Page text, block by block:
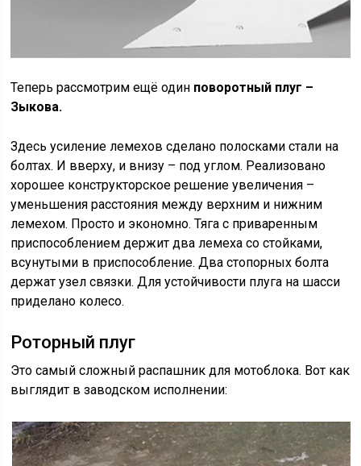
Теперь рассмотрим ещё один поворотный плуг –
Зыкова.
Здесь усиление лемехов сделано полосками стали на
болтах. И вверху, и внизу – под углом. Реализовано
хорошее конструкторское решение увеличения –
уменьшения расстояния между верхним и нижним
лемехом. Просто и экономно. Тяга с приваренным
приспособлением держит два лемеха со стойками,
всунутыми в приспособление. Два стопорных болта
держат узел связки. Для устойчивости плуга на шасси
приделано колесо.
Роторный плуг
Это самый сложный распашник для мотоблока. Вот как
выглядит в заводском исполнении: